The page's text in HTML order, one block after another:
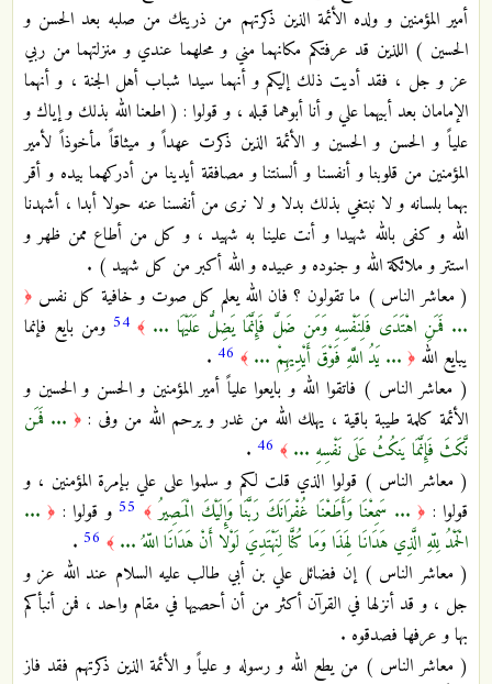
أمير المؤمنين و ولده الأئمة الذين ذكرتهم من ذريتك من صلبه بعد الحسن و
الحسين ) اللذين قد عرفتكم مكانهما مني و محلهما عندي و منزلتهما من ربي
عز و جل ، فقد أديت ذلك إليكم و أنهما سيدا شباب أهل الجنة ، و أنهما
الإمامان بعد أبيهما علي و أنا أبوهما قبله ، و قولوا : ( اطعنا الله بذلك و إياك و
علياً و الحسن و الحسين و الأئمة الذين ذكرت عهداً و ميثاقاً مأخوذاً لأمير
المؤمنين من قلوبنا و أنفسنا و ألسنتنا و مصافقة أيدينا من أدركهما بيده و أقر
بهما بلسانه و لا نبتغي بذلك بدلا و لا نرى من أنفسنا عنه حولا أبدا ، أشهدنا
الله و كفى بالله شهيدا و أنت علينا به شهيد ، و كل من أطاع ممن ظهر و
استتر و ملائكة الله و جنوده و عبيده و الله أكبر من كل شهيد ) .
( معاشر الناس ) ما تقولون ؟ فان الله يعلم كل صوت و خافية كل نفس ﴿
... فَمَنِ اهْتَدَى فَلِنَفْسِهِ وَمَن ضَلَّ فَإِنَّمَا يَضِلُّ عَلَيْهَا ... ﴾ 54 ومن بايع فإنما
يبايع الله ﴿ ... يَدُ اللَّهِ فَوْقَ أَيْدِيهِمْ ... ﴾ 46
.
( معاشر الناس ) فاتقوا الله و بايعوا علياً أمير المؤمنين و الحسن و الحسين و
الأئمة كلمة طيبة باقية ، يهلك الله من غدر و يرحم الله من وفى : ﴿ ... فَمَن
نَّكَثَ فَإِنَّمَا يَنكُثُ عَلَى نَفْسِهِ ... ﴾ 46
.
( معاشر الناس ) قولوا الذي قلت لكم و سلموا على علي بإمرة المؤمنين ، و
قولوا : ﴿ ... سَمِعْنَا وَأَطَعْنَا غُفْرَانَكَ رَبَّنَا وَإِلَيْكَ الْمَصِيرُ﴾ 55و قولوا : ﴿ ...
الْحَمْدُ لِلّهِ الَّذِي هَدَانَا لِهَذَا وَمَا كُنَّا لِنَهْتَدِيَ لَوْلا أَنْ هَدَانَا اللّهُ ... ﴾ 56
.
( معاشر الناس ) إن فضائل علي بن أبي طالب عليه السلام عند الله عز و
جل ، و قد أنزلها في القرآن أكثر من أن أحصيها في مقام واحد ، فمن أنبأكم
بها و عرفها فصدقوه .
( معاشر الناس ) من يطع الله و رسوله و علياً و الأئمة الذين ذكرتهم فقد فاز